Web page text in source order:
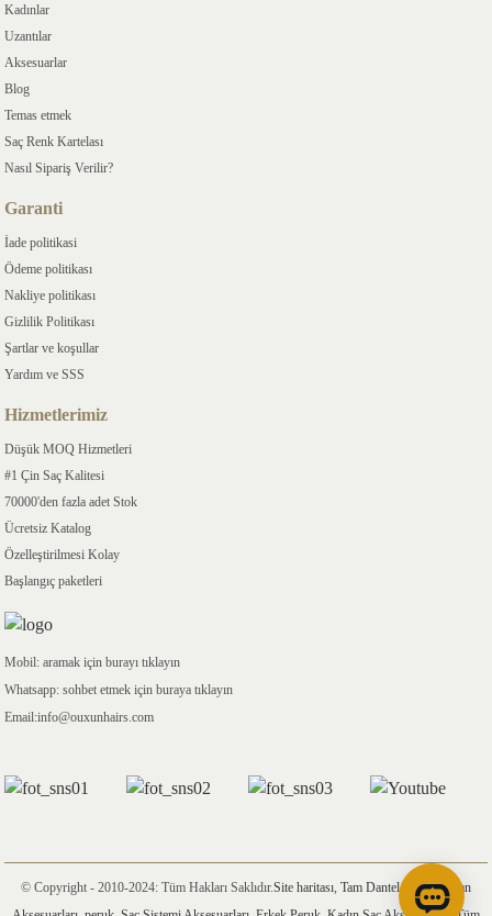
Kadınlar
Uzantılar
Aksesuarlar
Blog
Temas etmek
Saç Renk Kartelası
Nasıl Sipariş Verilir?
Garanti
İade politikasi
Ödeme politikası
Nakliye politikası
Gizlilik Politikası
Şartlar ve koşullar
Yardım ve SSS
Hizmetlerimiz
Düşük MOQ Hizmetleri
#1 Çin Saç Kalitesi
70000'den fazla adet Stok
Ücretsiz Katalog
Özelleştirilmesi Kolay
Başlangıç ​​paketleri
Mobil: aramak için burayı tıklayın
Whatsapp: sohbet etmek için buraya tıklayın
Email:info@ouxunhairs.com
© Copyright - 2010-2024: Tüm Hakları Saklıdır.Site haritası, Tam Dantel Peruk,kaban